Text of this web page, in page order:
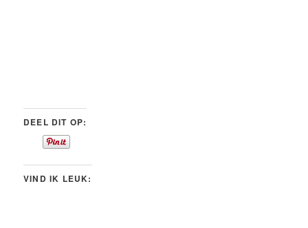
DEEL DIT OP:
VIND IK LEUK: